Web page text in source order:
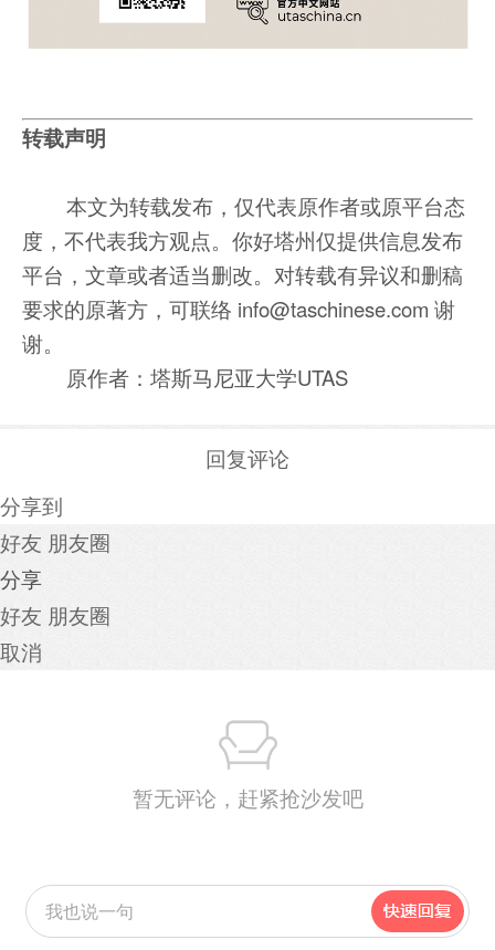
转载声明
本文为转载发布，仅代表原作者或原平台态
度，不代表我方观点。你好塔州仅提供信息发布
平台，文章或者适当删改。对转载有异议和删稿
要求的原著方，可联络 info@taschinese.com 谢
谢。
原作者：塔斯马尼亚大学UTAS
回复评论
分享到
好友 朋友圈
分享
好友 朋友圈
取消
暂无评论，赶紧抢沙发吧